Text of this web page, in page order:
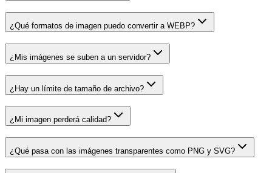
¿Qué formatos de imagen puedo convertir a WEBP?
¿Mis imágenes se suben a un servidor?
¿Hay un límite de tamaño de archivo?
¿Mi imagen perderá calidad?
¿Qué pasa con las imágenes transparentes como PNG y SVG?